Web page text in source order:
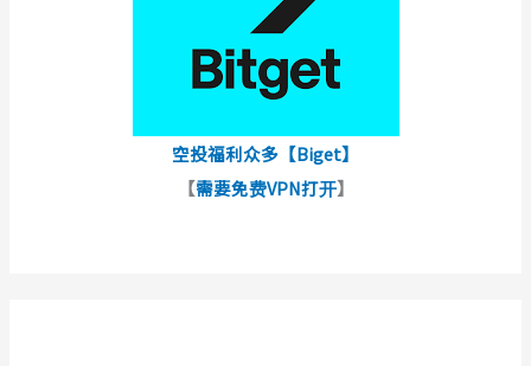
空投福利众多【Biget】
【需要免费VPN打开】